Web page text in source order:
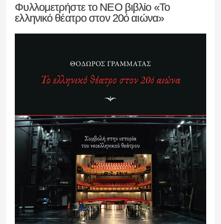
Φυλλομετρήστε το ΝΕΟ βιβλίο «Το
ελληνικό θέατρο στον 20ό αιώνα»